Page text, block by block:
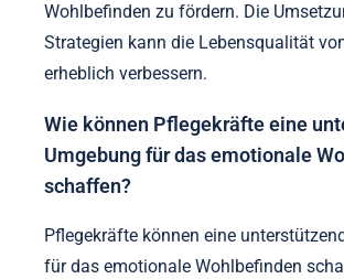
Wohlbefinden zu fördern. Die
Strategien kann die Lebensqualität
erheblich verbessern.
Wie können Pflegekräfte eine
Umgebung für das emotionale
schaffen?
Pflegekräfte können eine
für das emotionale Wohlbefinden